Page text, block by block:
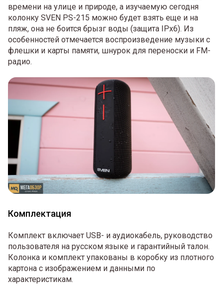
времени на улице и природе, а изучаемую сегодня
колонку SVEN PS-215 можно будет взять еще и на
пляж, она не боится брызг воды (защита IPx6). Из
особенностей отмечается воспроизведение музыки с
флешки и карты памяти, шнурок для переноски и FM-
радио.
Комплектация
Комплект включает USB- и аудиокабель, руководство
пользователя на русском языке и гарантийный талон.
Колонка и комплект упакованы в коробку из плотного
картона с изображением и данными по
характеристикам.